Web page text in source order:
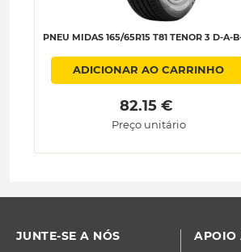
PNEU MIDAS 165/65R15 T81 TENOR 3 D-A-
ADICIONAR AO CARRINHO
82.15 €
Preço unitário
JUNTE-SE A NÓS APOIO